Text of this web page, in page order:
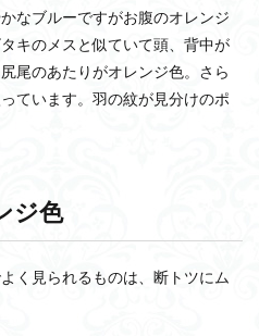
なブルーですがお腹のオレンジ
キのメスと似ていて頭、背中が
尾のあたりがオレンジ色。さら
ています。羽の紋が見分けのポ
ジ色
く見られるものは、断トツにム